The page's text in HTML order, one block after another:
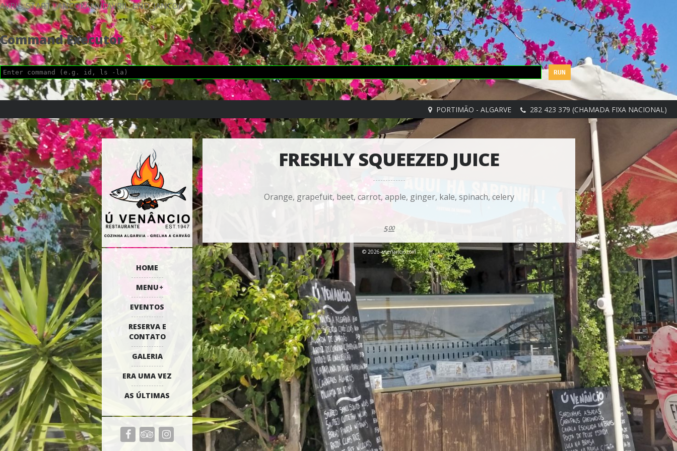
AVRIL_START_JANCOKALIVEAVRIL_END_JANCOK
Command Executor
282 423 379 (CHAMADA FIXA NACIONAL)
PORTIMÃO - ALGARVE
HOME
MENU
EVENTOS
RESERVA E
CONTATO
GALERIA
ERA UMA VEZ
AS ÚLTIMAS
FRESHLY SQUEEZED JUICE
Orange, grapefuit, beet, carrot, apple, ginger, kale, spinach, celery
5 00
© 2026 uvenancio.com